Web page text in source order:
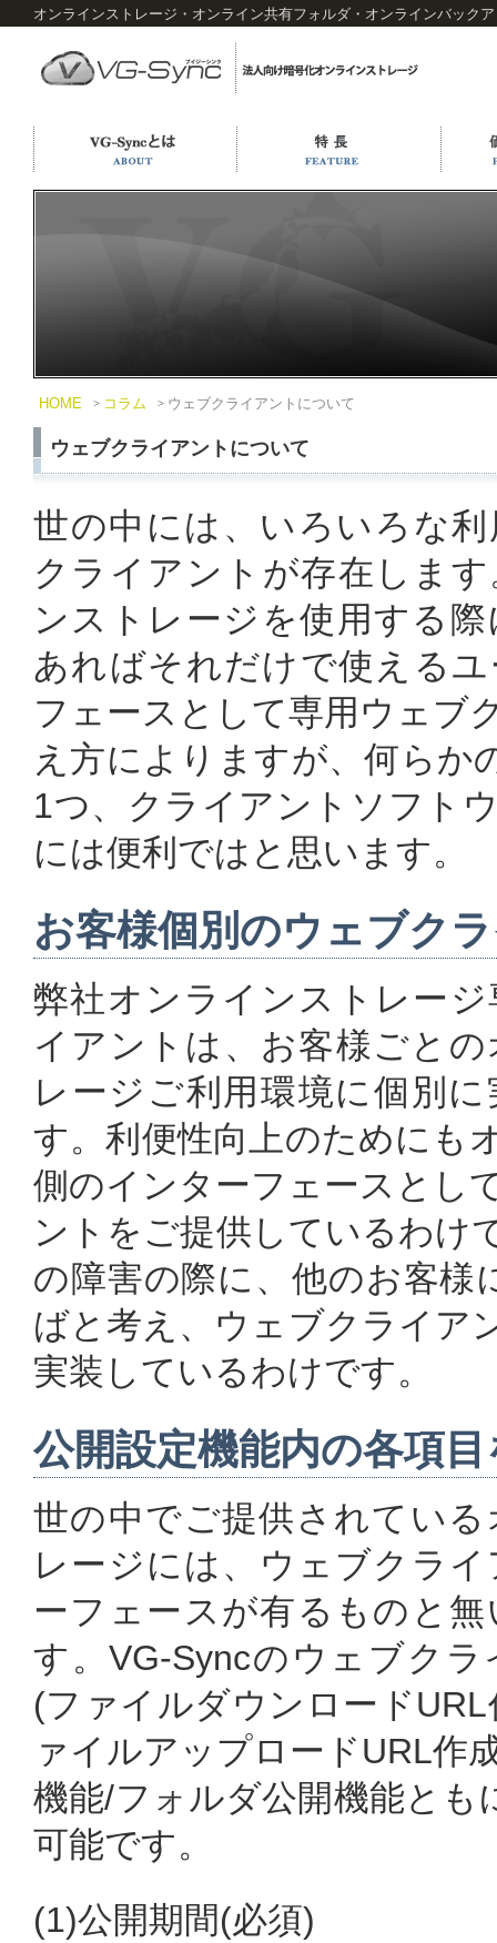
オンラインストレージ・オンライン共有フォルダ・オンラインバック
HOME コラム ウェブクライアントについて
ウェブクライアントについて
世の中には、いろいろな
クライアントが存在しま
ンストレージを使用する
あればそれだけで使える
フェースとして専用ウェブ
え方によりますが、何らか
1つ、クライアントソフト
には便利ではと思います。
お客様個別のウェブク
弊社オンラインストレー
イアントは、お客様ごと
レージご利用環境に個別
す。利便性向上のためにも
側のインターフェースとし
ントをご提供しているわけ
の障害の際に、他のお客様
ばと考え、ウェブクライア
実装しているわけです。
公開設定機能内の各項
世の中でご提供されてい
レージには、ウェブクラ
ーフェースが有るものと
す。VG-Syncのウェブク
(ファイルダウンロード
ァイルアップロードURL作
機能/フォルダ公開機能とも
可能です。
(1)公開期間(必須)